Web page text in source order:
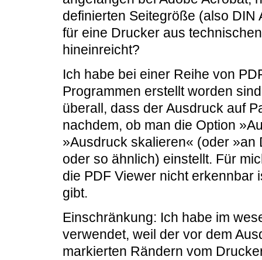
definierten Seitegröße (also
für eine Drucker aus
hineinreicht?
Ich habe bei einer Reihe von
Programmen erstellt worden
überall, dass der Ausdruck auf
nachdem, ob man die Option
»Ausdruck skalieren« (oder
oder so ähnlich) einstellt. Für
die PDF Viewer nicht erkennbar
gibt.
Einschränkung: Ich habe im
verwendet, weil der vor dem
markierten Rändern vom